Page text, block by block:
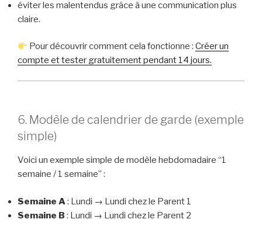
éviter les malentendus grâce à une communication plus
claire.
Pour découvrir comment cela fonctionne :Créer un
compte et tester gratuitement pendant 14 jours.
6. Modèle de calendrier de garde (exemple
simple)
Voici un exemple simple de modèle hebdomadaire “1
semaine / 1 semaine” :
Semaine A: Lundi → Lundi chez le Parent 1
Semaine B : Lundi → Lundi chez le Parent 2